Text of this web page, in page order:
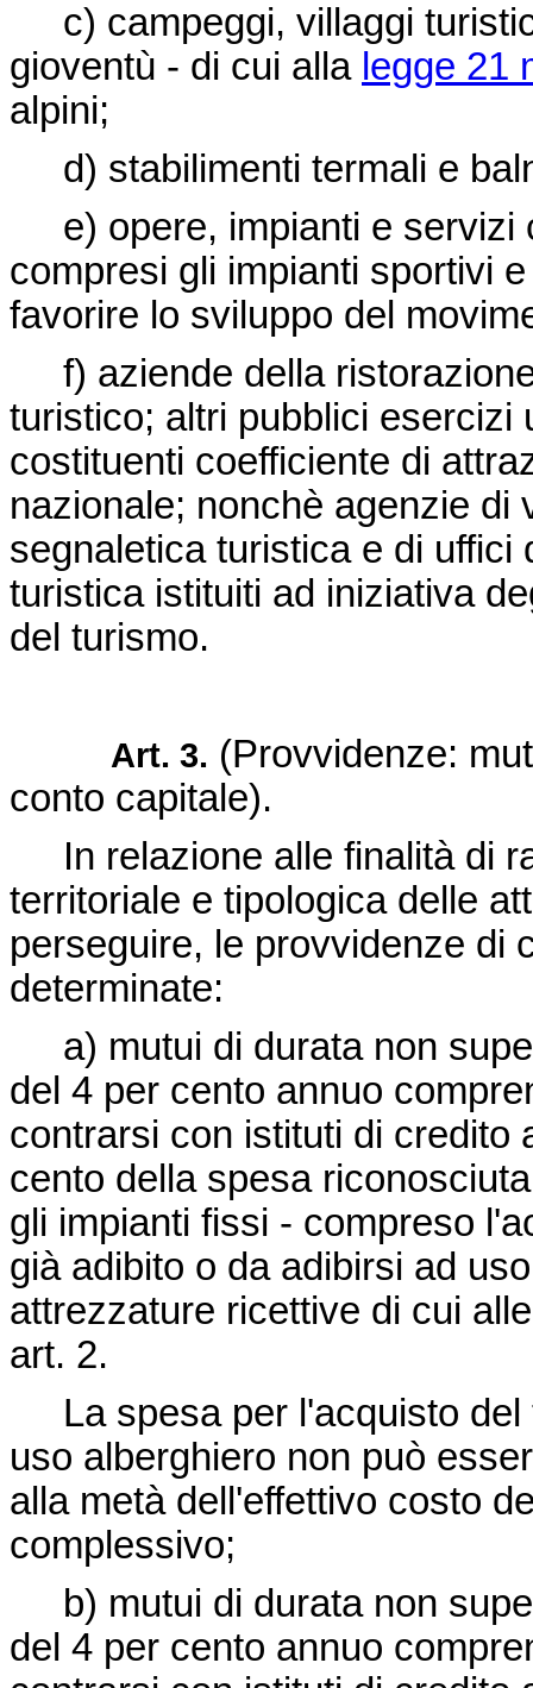
c) campeggi, villaggi
gioventù - di cui alla legge 21
alpini;
d) stabilimenti termali e
e) opere, impianti e servizi
compresi gli impianti sportivi
favorire lo sviluppo del
f) aziende della
turistico; altri pubblici esercizi
costituenti coefficiente di
nazionale; nonchè agenzie di
segnaletica turistica e di
turistica istituiti ad iniziativa
del turismo.
Art. 3. (Provvidenze:
conto capitale).
In relazione alle finalità di
territoriale e tipologica delle
perseguire, le provvidenze di
determinate:
a) mutui di durata non
del 4 per cento annuo
contrarsi con istituti di credito
cento della spesa
gli impianti fissi - compreso
già adibito o da adibirsi ad
attrezzature ricettive di cui
art. 2.
La spesa per l'acquisto del
uso alberghiero non può
alla metà dell'effettivo costo
complessivo;
b) mutui di durata non
del 4 per cento annuo